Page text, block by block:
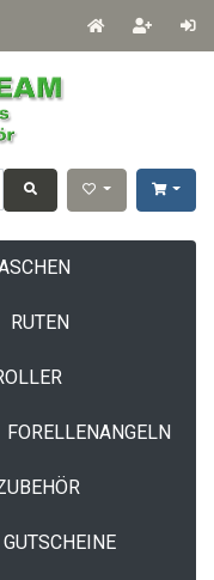
RUTEN
FORELLENANGELN
GUTSCHEINE